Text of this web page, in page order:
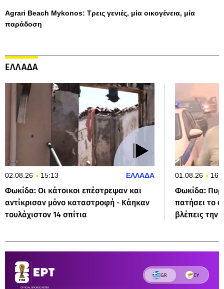
Agrari Beach Mykonos: Τρεις γενιές, μία οικογένεια, μία
παράδοση
ΕΛΛΑΔΑ
02.08.26 15:13 ΕΛΛΑΔΑ
Φωκίδα: Οι κάτοικοι επέστρεψαν και
αντίκρισαν μόνο καταστροφή - Κάηκαν
τουλάχιστον 14 σπίτια
01.08.26
Φωκίδα:
πατήσει το
βλέπεις την